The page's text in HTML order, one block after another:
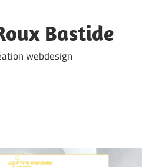
Bastide
webdesign